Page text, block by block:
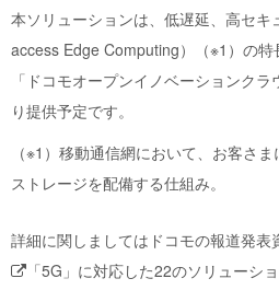
本ソリューションは、低遅延、高セ
access Edge Computing）（※1）の特
「ドコモオープンイノベーションク
り提供予定です。
（※1）移動通信網において、お客さ
ストレージを配備する仕組み。
詳細に関しましてはドコモの報道発表
「5G」に対応した22のソリューシ